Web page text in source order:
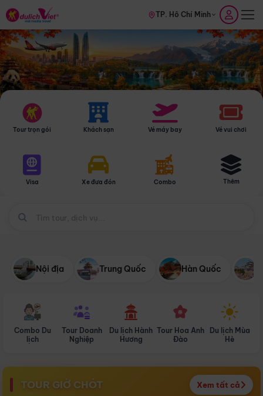
TP. Hồ Chí Minh
Tour trọn gói Khách sạn Vé máy bay Vé vui chơi
Visa Xe đưa đón Combo Thêm
Nội địa Trung Quốc Hàn Quốc
Combo Du
lịch
Tour Doanh
Nghiệp
Du lịch Hành
Hương
Tour Hoa Anh
Đào
Du lịch Mùa
Hè
TOUR GIỜ CHÓT Xem tất cả
Điểm nổi bật